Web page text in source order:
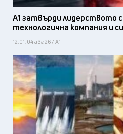
А1 затвърди лидерството
технологична компания и
12:01, 04 авг 26 / А1